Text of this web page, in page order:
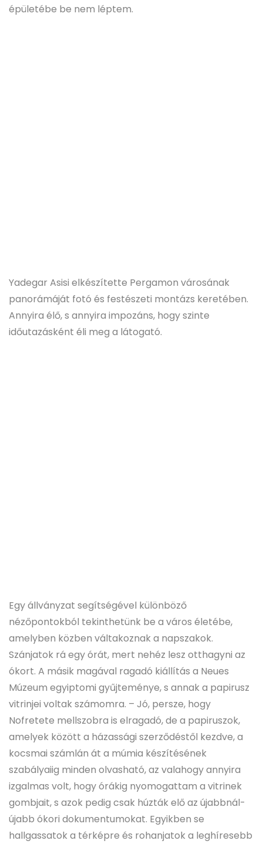
épületébe be nem léptem.
Yadegar Asisi elkészítette Pergamon városának
panorámáját fotó és festészeti montázs keretében.
Annyira élő, s annyira impozáns, hogy szinte
időutazásként éli meg a látogató.
Egy állványzat segítségével különböző
nézőpontokból tekinthetünk be a város életébe,
amelyben közben váltakoznak a napszakok.
Szánjatok rá egy órát, mert nehéz lesz otthagyni az
ókort. A másik magával ragadó kiállítás a Neues
Múzeum egyiptomi gyűjteménye, s annak a papirusz
vitrinjei voltak számomra. – Jó, persze, hogy
Nofretete mellszobra is elragadó, de a papiruszok,
amelyek között a házassági szerződéstől kezdve, a
kocsmai számlán át a múmia készítésének
szabályaiig minden olvasható, az valahogy annyira
izgalmas volt, hogy órákig nyomogattam a vitrinek
gombjait, s azok pedig csak húzták elő az újabbnál-
újabb ókori dokumentumokat. Egyikben se
hallgassatok a térképre és rohanjatok a leghíresebb